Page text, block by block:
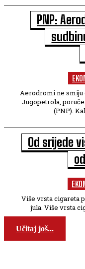
PNP:
Aerodromi ne smiju
Jugopetrola,
Od srijede
Više vrsta cigareta
jula. Više
Učitaj još...